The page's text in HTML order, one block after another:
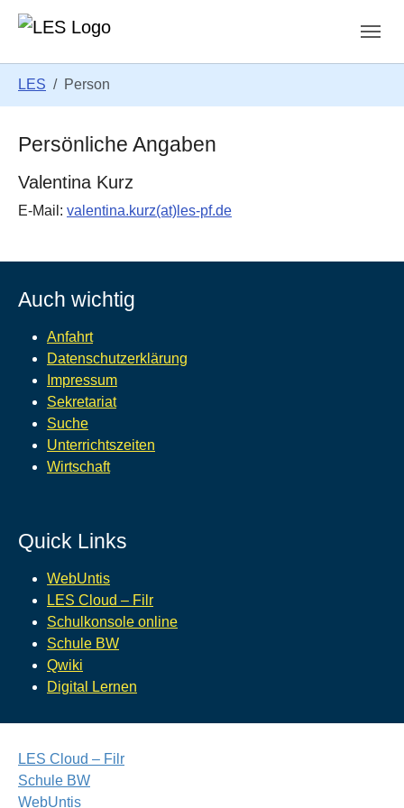
LES Person
Persönliche Angaben
Valentina Kurz
E-Mail: valentina.kurz(at)les-pf.de
Auch wichtig
Anfahrt
Datenschutzerklärung
Impressum
Sekretariat
Suche
Unterrichtszeiten
Wirtschaft
Quick Links
WebUntis
LES Cloud – Filr
Schulkonsole online
Schule BW
Qwiki
Digital Lernen
LES Cloud – Filr
Schule BW
WebUntis